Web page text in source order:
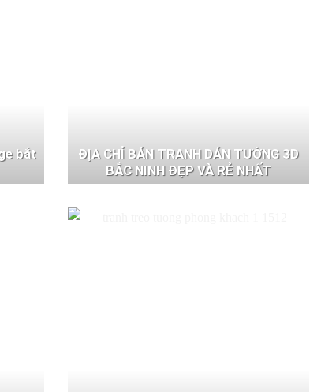
bắt
ĐỊA CHỈ BÁN TRANH DÁN TƯỜNG 3D
BẮC NINH ĐẸP VÀ RẺ NHẤT